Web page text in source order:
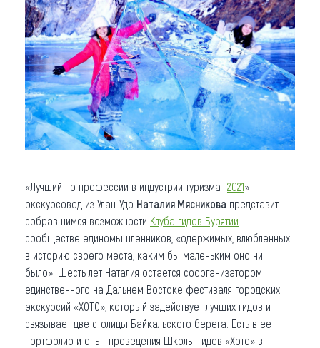
«Лучший по профессии в индустрии туризма- 2021»
экскурсовод из Улан-Удэ Наталия Мясникова представит
собравшимся возможности Клуба гидов Бурятии –
сообществе единомышленников, «одержимых, влюбленных
в историю своего места, каким бы маленьким оно ни
было». Шесть лет Наталия остается соорганизатором
единственного на Дальнем Востоке фестиваля городских
экскурсий «ХОТО», который задействует лучших гидов и
связывает две столицы Байкальского берега. Есть в ее
портфолио и опыт проведения Школы гидов «Хото» в